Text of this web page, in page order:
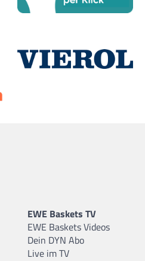
EWE Baskets TV
EWE Baskets Videos
Dein DYN Abo
Live im TV